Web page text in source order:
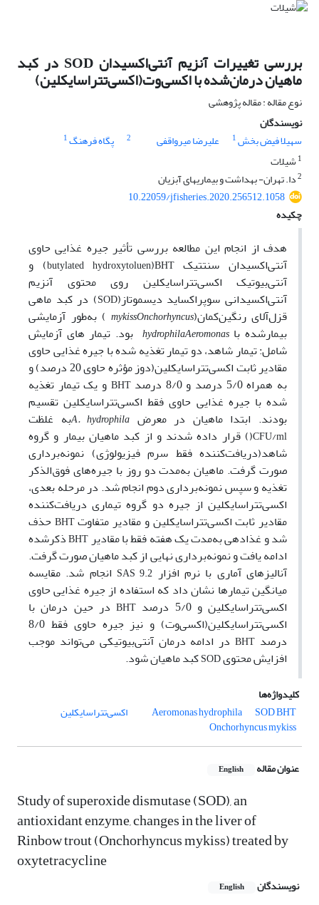
بررسی تغییرات آنزیم آنتی‌اکسیدان SOD در کبد
ماهیان درمان‌شده با اکسی‌وت(اکسی‌تتراسایکلین)
نوع مقاله : مقاله پژوهشی
نویسندگان
سهیلا فیض بخش1 علیرضا میرواقفی 2 پگاه فرهنگ1
1 شیلات
2دا. تهران- بهداشت و بیماریهای آبزیان
10.22059/jfisheries.2020.256512.1058
چکیده
هدف از انجام این مطالعه بررسی تأثیر جیره غذایی حاوی
آنتی‌اکسیدان سنتتیکBHT
(
butylated hydroxytoluen
) و
آنتی‌بیوتیک اکسی‌تتراسایکلین روی محتوی آنزیم
آنتی‌اکسیدانی سوپراکساید دیسموتاز(SOD) در کبد ماهی
قزل‌آلای رنگین‌کمان(Onchorhyncus
mykiss ) به‌طور آزمایشی
بیمارشده باAeromonas
hydrophila بود. تیمار های آزمایش
شامل: تیمار شاهد، دو تیمار تغذیه ‌شده با جیره غذایی حاوی
مقادیر ثابت اکسی‌تتراسایکلین(دوز مؤثره حاوی 20 درصد) و
به‌ همراه 5/0 درصد و 8/0 درصد
BHT و یک تیمار تغذیه
‌شده با جیره غذایی حاوی فقط اکسی‌تتراسایکلین تقسیم
بودند. ابتدا ماهیان در معرض A. hydrophilaبه غلظت
CFU/ml
(
) قرار داده شدند و از کبد ماهیان بیمار و گروه
شاهد(دریافت‌کننده فقط سرم فیزیولوژی) نمونه‌برداری
صورت گرفت. ماهیان به‌مدت دو روز با جیره‌های فوق‌الذکر
تغذیه و سپس نمونه‌برداری دوم انجام شد. در مرحله بعدی،
اکسی‌تتراسایکلین از جیره دو گروه تیماری دریافت‌کننده
مقادیر ثابت اکسی‌تتراسایکلین و مقادیر متفاوتBHTحذف
شد و غذادهی به‌مدت یک هفته فقط با مقادیرBHTذکرشده
ادامه یافت و نمونه‌برداری نهایی از کبد ماهیان صورت گرفت.
آنالیزهای آماری با نرم افزار SAS 9.2 انجام شد. مقایسه
میانگین تیمارها نشان داد که استفاده از جیره غذایی حاوی
اکسی‌تتراسایکلین و 5/0 درصد
BHT در حین درمان با
اکسی‌تتراسایکلین(اکسی‌وت) و نیز جیره حاوی فقط 8/0
درصد BHTدر ادامه درمان آنتی‌بیوتیکی می‌تواند موجب
افزایش محتویSODکبد ماهیان شود.
کلیدواژه‌ها
Aeromonas hydrophila
SODBHT اکسی‌تتراسایکلین
Onchorhyncus mykiss
عنوان مقاله English
Study of superoxide dismutase (SOD), an
antioxidant enzyme, changes in the liver of
Rinbow trout (Onchorhyncus mykiss) treated by
oxytetracycline
نویسندگان English